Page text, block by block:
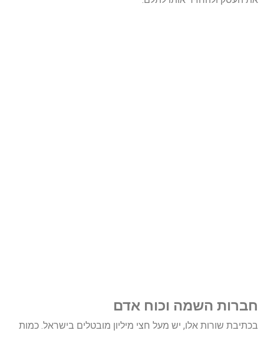
חברות השמה וכוח אדם
בכתיבת שורות אלו, יש מעל חצי מיליון מובטלים בישראל. כמות